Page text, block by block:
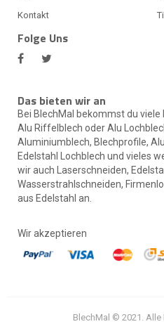
Kontakt
Folge Uns
Das bieten wir an
Bei BlechMal bekommst du
Alu Riffelblech oder Alu
Aluminiumblech, Blechprofile,
Edelstahl Lochblech und vieles
wir auch Laserschneiden,
Wasserstrahlschneiden,
aus Edelstahl an.
Wir akzeptieren
BlechMal © 2021. Alle